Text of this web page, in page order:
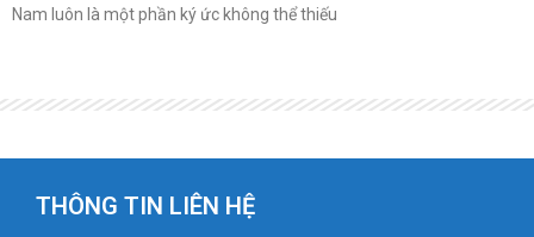
Nam luôn là một phần ký ức không thể thiếu
THÔNG TIN LIÊN HỆ